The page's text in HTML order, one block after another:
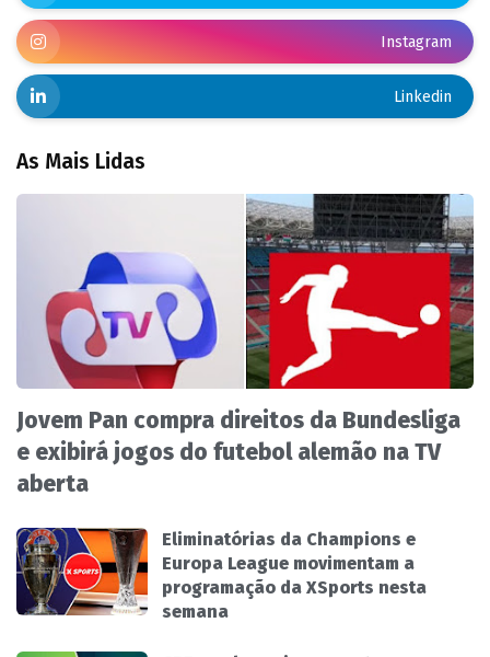
Instagram
Linkedin
As Mais Lidas
Jovem Pan compra direitos da Bundesliga
e exibirá jogos do futebol alemão na TV
aberta
Eliminatórias da Champions e
Europa League movimentam a
programação da XSports nesta
semana